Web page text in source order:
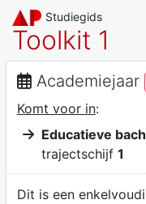
Studiegids
Toolkit 1
Academiejaar
Komt voor in:
Educatieve
trajectschijf 1
Dit is een